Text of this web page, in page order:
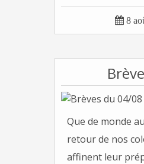
 8
Que de monde
retour de nos
affinent leur